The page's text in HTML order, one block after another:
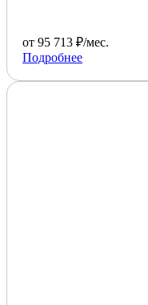
от 95 713 ₽/мес.
Подробнее